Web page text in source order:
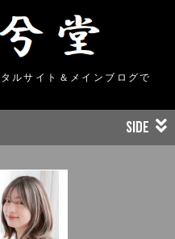
ルサイト＆メインブログで
SIDE